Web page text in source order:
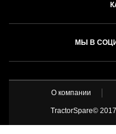
МЫ В
О компании
TractorSpare©